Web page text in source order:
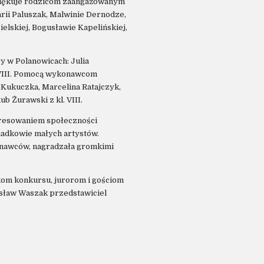
Paluszak, Malwinie Dernodze,
Bogusławie Kapelińskiej,
w Polanowicach: Julia
Pomocą wykonawcom
Marcelina Ratajczyk,
Żurawski z kl. VIII.
społeczności
małych artystów.
nagradzała gromkimi
konkursu, jurorom i gościom
Waszak przedstawiciel